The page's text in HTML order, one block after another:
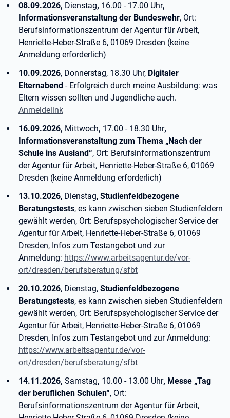
08.09.2026, Dienstag, 16.00 - 17.00 Uhr,
Informationsveranstaltung der Bundeswehr, Ort:
Berufsinformationszentrum der Agentur für Arbeit,
Henriette-Heber-Straße 6, 01069 Dresden (keine
Anmeldung erforderlich)
10.09.2026, Donnerstag, 18.30 Uhr, Digitaler
Elternabend - Erfolgreich durch meine Ausbildung: was
Eltern wissen sollten und Jugendliche auch.
Anmeldelink
16.09.2026, Mittwoch, 17.00 - 18.30 Uhr,
Informationsveranstaltung zum Thema „Nach der
Schule ins Ausland“, Ort: Berufsinformationszentrum
der Agentur für Arbeit, Henriette-Heber-Straße 6, 01069
Dresden (keine Anmeldung erforderlich)
13.10.2026, Dienstag, Studienfeldbezogene
Beratungstests, es kann zwischen sieben Studienfeldern
gewählt werden, Ort: Berufspsychologischer Service der
Agentur für Arbeit, Henriette-Heber-Straße 6, 01069
Dresden, Infos zum Testangebot und zur
Anmeldung: https://www.arbeitsagentur.de/vor-
ort/dresden/berufsberatung/sfbt
20.10.2026, Dienstag, Studienfeldbezogene
Beratungstests, es kann zwischen sieben Studienfeldern
gewählt werden, Ort: Berufspsychologischer Service der
Agentur für Arbeit, Henriette-Heber-Straße 6, 01069
Dresden, Infos zum Testangebot und zur Anmeldung:
https://www.arbeitsagentur.de/vor-
ort/dresden/berufsberatung/sfbt
14.11.2026, Samstag, 10.00 - 13.00 Uhr, Messe „Tag
der beruflichen Schulen“, Ort:
Berufsinformationszentrum der Agentur für Arbeit,